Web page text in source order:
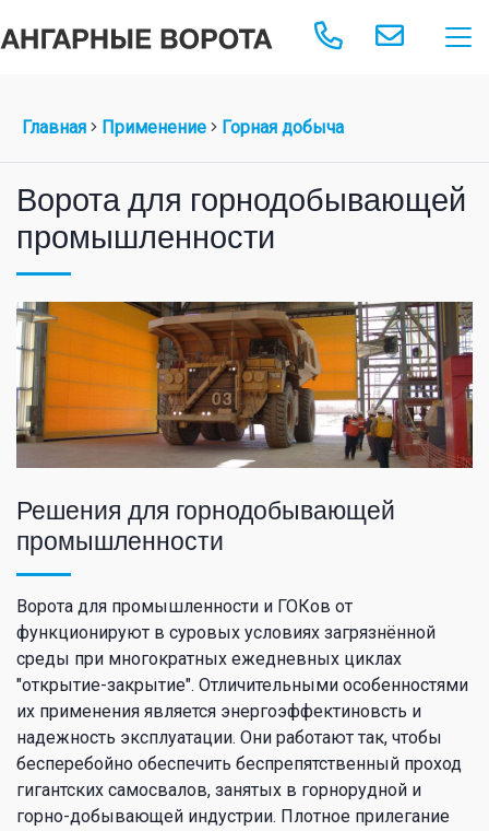
Главная Применение Горная добыча
Ворота для горнодобывающей
промышленности
Решения для горнодобывающей
промышленности
Ворота для промышленности и ГОКов от
функционируют в суровых условиях загрязнённой
среды при многократных ежедневных циклах
"открытие-закрытие". Отличительными особенностями
их применения является энергоэффектиновсть и
надежность эксплуатации. Они работают так, чтобы
бесперебойно обеспечить беспрепятственный проход
гигантских самосвалов, занятых в горнорудной и
горно-добывающей индустрии. Плотное прилегание